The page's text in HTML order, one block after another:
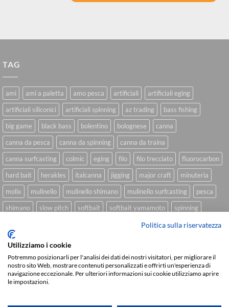
TAG
ami ami a paletta amo pesca artificiali
artificiali eging
artificiali siliconici
artificiali spinning az trading
bass fishing
big game
black bass bolentino bolognese
canna
canna da pesca
canna da spinning
canna da traina
canna surfcasting
colmic eging filo filo trecciato
fluorocarbon
hard bait
herakles italcanna jigging major craft
minuteria
molix
mulinello mulinello shimano mulinello surfcasting
pesca
shimano
slow pitch softbait softbait yamamoto
spinning
trecciato trolling tubertini
Sviluppato daWe Blink Design
Politica sulla riservatezza
Utilizziamo i cookie
Potremmo posizionarli per l'analisi dei dati dei nostri visitatori, per migliorare il
nostro sito Web, mostrare contenuti personalizzati e offrirti un'esperienza di
navigazione eccezionale. Per ulteriori informazioni sui cookie utilizziamo aprire
le impostazioni.